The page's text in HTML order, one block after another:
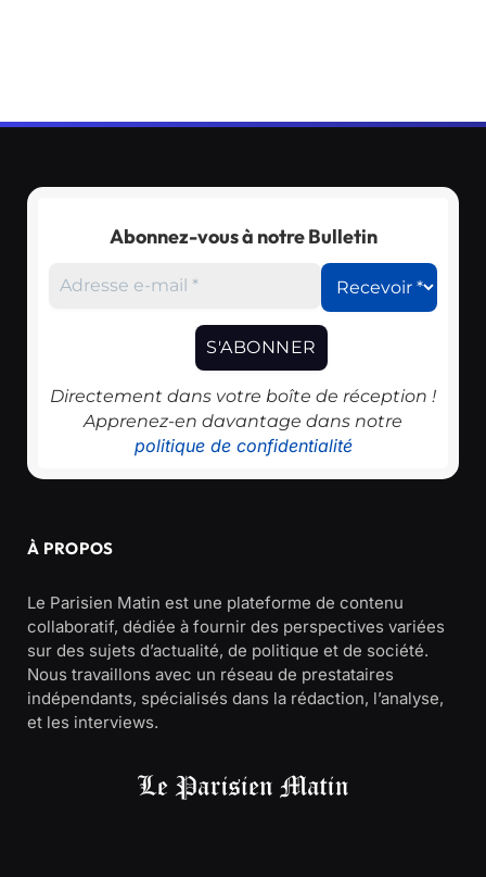
Abonnez-vous à notre Bulletin
Directement dans votre boîte de réception !
Apprenez-en davantage dans notre
politique de confidentialité
À PROPOS
Le Parisien Matin est une plateforme de contenu
collaboratif, dédiée à fournir des perspectives variées
sur des sujets d’actualité, de politique et de société.
Nous travaillons avec un réseau de prestataires
indépendants, spécialisés dans la rédaction, l’analyse,
et les interviews.